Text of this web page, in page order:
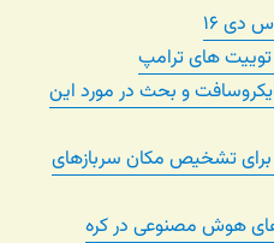
دی ۱۶
های ترامپ
و بحث در مورد این
استفاده ایران از اس اس ۷ برای تشخیص مکان سربازهای
هوش مصنوعی در کره